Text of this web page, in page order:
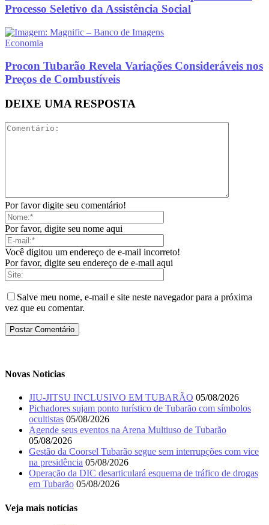
Processo Seletivo da Assistência Social
Economia
Procon Tubarão Revela Variações Consideráveis nos
Preços de Combustíveis
DEIXE UMA RESPOSTA
Por favor digite seu comentário!
Por favor, digite seu nome aqui
Você digitou um endereço de e-mail incorreto!
Por favor, digite seu endereço de e-mail aqui
Salve meu nome, e-mail e site neste navegador para a próxima
vez que eu comentar.
Novas Noticias
JIU-JITSU INCLUSIVO EM TUBARÃO 05/08/2026
Pichadores sujam ponto turístico de Tubarão com símbolos
ocultistas 05/08/2026
Agende seus eventos na Arena Multiuso de Tubarão
05/08/2026
Gestão da Coorsel Tubarão segue sem interrupções com vice
na presidência 05/08/2026
Operação da DIC desarticulará esquema de tráfico de drogas
em Tubarão 05/08/2026
Veja mais notícias